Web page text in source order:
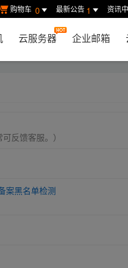
购物车 0 最新公告 1 资讯
云服务器 企业邮箱
反馈客服。）
案黑名单检测